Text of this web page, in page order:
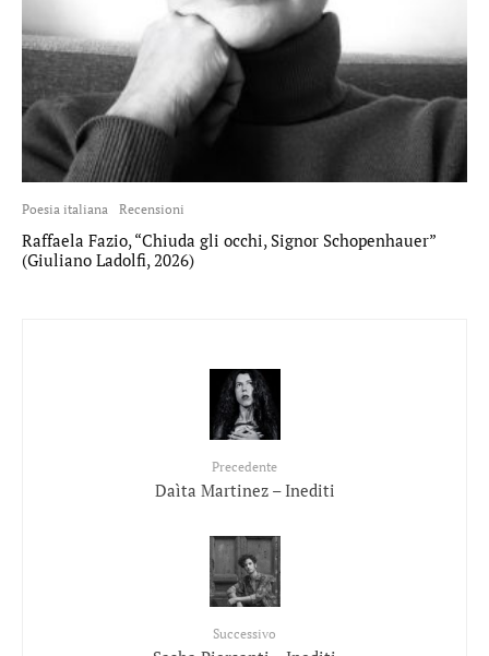
Poesia italiana Recensioni
Raffaela Fazio, “Chiuda gli occhi, Signor Schopenhauer”
(Giuliano Ladolfi, 2026)
Precedente
Daìta Martinez – Inediti
Successivo